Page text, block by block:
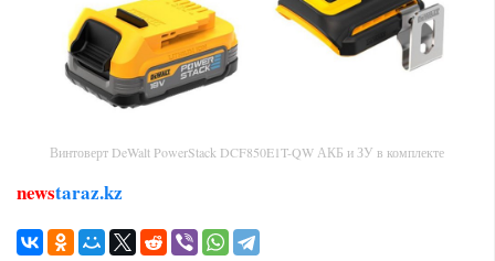
Винтоверт DeWalt PowerStack DCF850E1T-QW АКБ и ЗУ в комплекте
newstaraz.kz